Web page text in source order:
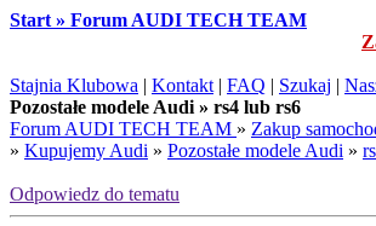
Start » Forum AUDI TECH TEAM
Stajnia Klubowa | Kontakt | FAQ | Szukaj |
Pozostałe modele Audi » rs4 lub rs6
Forum AUDI TECH TEAM » Zakup
» Kupujemy Audi » Pozostałe modele Audi »
Odpowiedz do tematu